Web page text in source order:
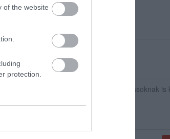
of the website
protection.